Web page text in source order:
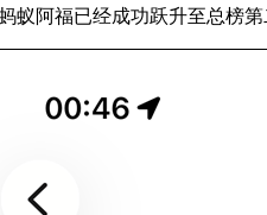
蚁阿福已经成功跃升至总榜